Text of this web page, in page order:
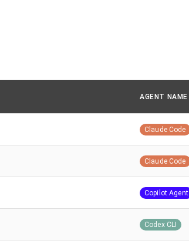
AGENT NAME
Claude Code
Claude Code
Copilot Agent
Codex CLI